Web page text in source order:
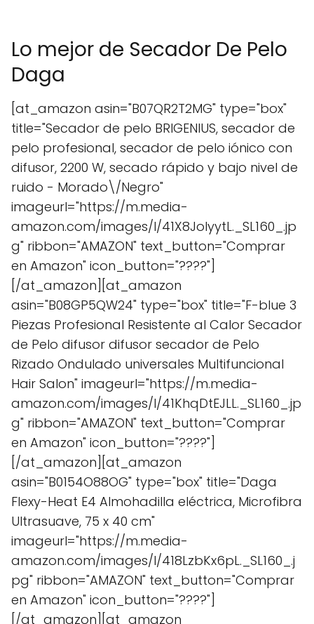
Lo mejor de Secador De Pelo
Daga
[at_amazon asin="B07QR2T2MG" type="box"
title="Secador de pelo BRIGENIUS, secador de
pelo profesional, secador de pelo iónico con
difusor, 2200 W, secado rápido y bajo nivel de
ruido - Morado\/Negro"
imageurl="https://m.media-
amazon.com/images/I/41X8JolyytL._SL160_.jp
g" ribbon="AMAZON" text_button="Comprar
en Amazon" icon_button="????"]
[/at_amazon][at_amazon
asin="B08GP5QW24" type="box" title="F-blue 3
Piezas Profesional Resistente al Calor Secador
de Pelo difusor difusor secador de Pelo
Rizado Ondulado universales Multifuncional
Hair Salon" imageurl="https://m.media-
amazon.com/images/I/41KhqDtEJLL._SL160_.jp
g" ribbon="AMAZON" text_button="Comprar
en Amazon" icon_button="????"]
[/at_amazon][at_amazon
asin="B0154O88OG" type="box" title="Daga
Flexy-Heat E4 Almohadilla eléctrica, Microfibra
Ultrasuave, 75 x 40 cm"
imageurl="https://m.media-
amazon.com/images/I/418LzbKx6pL._SL160_.j
pg" ribbon="AMAZON" text_button="Comprar
en Amazon" icon_button="????"]
[/at_amazon][at_amazon